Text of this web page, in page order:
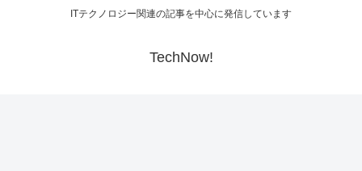
ITテクノロジー関連の記事を中心に発信しています
TechNow!